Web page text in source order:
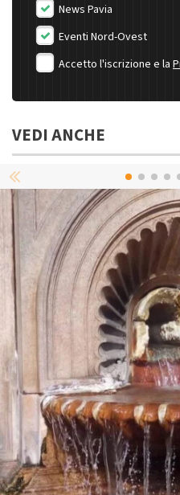
News Pavia
Eventi Nord-Ovest
Accetto l'iscrizione e la
VEDI ANCHE